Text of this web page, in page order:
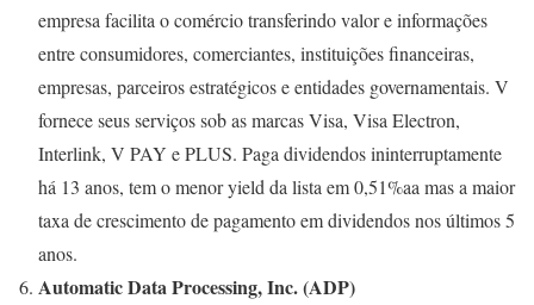
empresa facilita o comércio transferindo valor e informações
entre consumidores, comerciantes, instituições financeiras,
empresas, parceiros estratégicos e entidades governamentais. V
fornece seus serviços sob as marcas Visa, Visa Electron,
Interlink, V PAY e PLUS. Paga dividendos ininterruptamente
há 13 anos, tem o menor yield da lista em 0,51%aa mas a maior
taxa de crescimento de pagamento em dividendos nos últimos 5
anos.
Automatic Data Processing, Inc. (ADP)